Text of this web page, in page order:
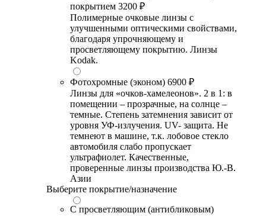
покрытием 3200 ₽
Полимерные очковые линзы с
улучшенными оптическими свойствами,
благодаря упрочняющему и
просветляющему покрытию. Линзы
Kodak.
Фотохромные (эконом) 6900 ₽
Линзы для «очков-хамелеонов». 2 в 1: в
помещении – прозрачные, на солнце –
темные. Степень затемнения зависит от
уровня УФ-излучения. UV- защита. Не
темнеют в машине, т.к. лобовое стекло
автомобиля слабо пропускает
ультрафиолет. Качественные,
проверенные линзы производства Ю.-В.
Азии
Выберите покрытие/назначение
С просветляющим (антибликовым)